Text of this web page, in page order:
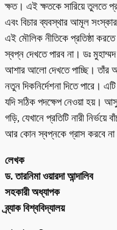
ক্ষত। এই ক্ষতকে সারিয়ে তুলতে
এবং বিচার ব্যবস্থার আমূল
এই মৌলিক নীতিকে প্রতিষ্ঠা
স্বপ্ন দেখতে পারব না। ডঃ
আশার আলো দেখতে পাচ্ছি। তাঁর
নতুন দিকনির্দেশনা দিতে পারে।
যদি সঠিক পদক্ষেপ নেওয়া হয়।
গড়ি, যেখানে প্রতিটি নারী নির্ভয়ে
আর কোন স্বপ্নকে গ্রাস করবে
লেখক
ড. তারনিমা ওয়ারদা আন্দালিব
সহকারী অধ্যাপক
ব্র্যাক বিশ্ববিদ্যালয়